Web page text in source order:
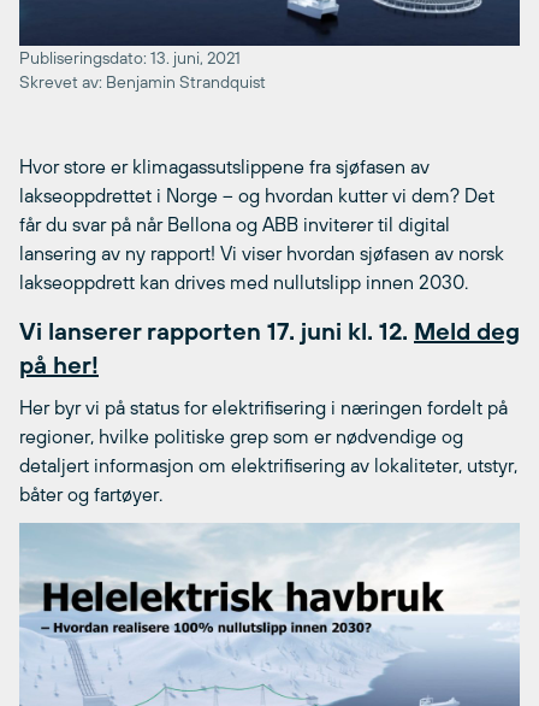
Publiseringsdato: 13. juni, 2021
Skrevet av: Benjamin Strandquist
Hvor store er klimagassutslippene fra sjøfasen av
lakseoppdrettet i Norge – og hvordan kutter vi dem? Det
får du svar på når Bellona og ABB inviterer til digital
lansering av ny rapport! Vi viser hvordan sjøfasen av norsk
lakseoppdrett kan drives med nullutslipp innen 2030.
Vi lanserer rapporten 17. juni kl. 12. Meld deg
på her!
Her byr vi på status for elektrifisering i næringen fordelt på
regioner, hvilke politiske grep som er nødvendige og
detaljert informasjon om elektrifisering av lokaliteter, utstyr,
båter og fartøyer.